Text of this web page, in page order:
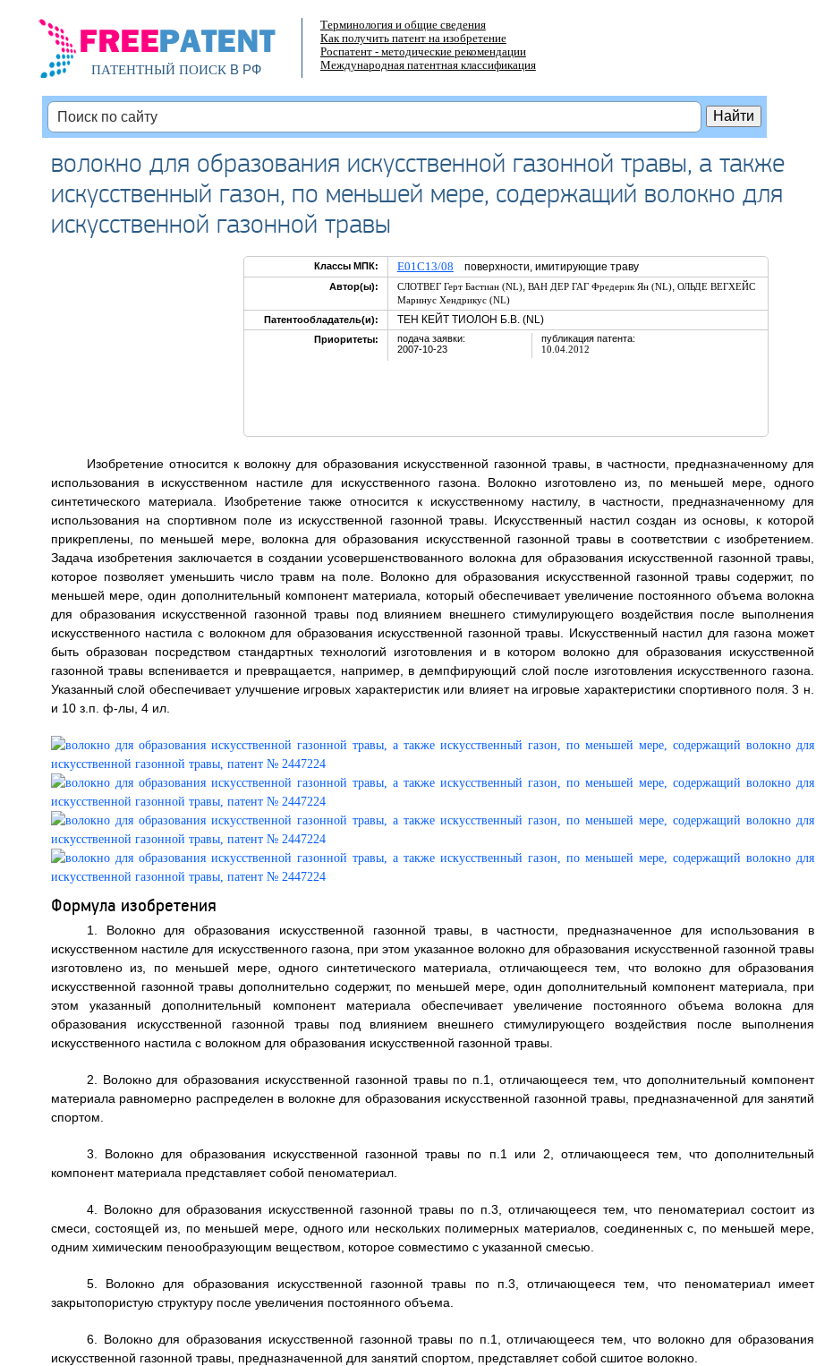
ПАТЕНТНЫЙ ПОИСКВ РФ
Терминология и общие сведения
Как получить патент на изобретение
Роспатент - методические рекомендации
Международная патентная классификация
волокно для образования искусственной газонной травы, а также
искусственный газон, по меньшей мере, содержащий волокно для
искусственной газонной травы
Классы МПК: E01C13/08 поверхности, имитирующие траву
Автор(ы): СЛОТВЕГ Герт Бастиан (NL), ВАН ДЕР ГАГ Фредерик Ян (NL), ОЛЬДЕ ВЕГХЕЙС
Маринус Хендрикус (NL)
Патентообладатель(и):
ТЕН КЕЙТ ТИОЛОН Б.В. (NL)
Приоритеты:
подача заявки:
2007-10-23
публикация патента:
10.04.2012
Изобретение относится к волокну для образования искусственной газонной травы, в частности, предназначенному для
использования в искусственном настиле для искусственного газона. Волокно изготовлено из, по меньшей мере, одного
синтетического материала. Изобретение также относится к искусственному настилу, в частности, предназначенному для
использования на спортивном поле из искусственной газонной травы. Искусственный настил создан из основы, к которой
прикреплены, по меньшей мере, волокна для образования искусственной газонной травы в соответствии с изобретением.
Задача изобретения заключается в создании усовершенствованного волокна для образования искусственной газонной травы,
которое позволяет уменьшить число травм на поле. Волокно для образования искусственной газонной травы содержит, по
меньшей мере, один дополнительный компонент материала, который обеспечивает увеличение постоянного объема волокна
для образования искусственной газонной травы под влиянием внешнего стимулирующего воздействия после выполнения
искусственного настила с волокном для образования искусственной газонной травы. Искусственный настил для газона может
быть образован посредством стандартных технологий изготовления и в котором волокно для образования искусственной
газонной травы вспенивается и превращается, например, в демпфирующий слой после изготовления искусственного газона.
Указанный слой обеспечивает улучшение игровых характеристик или влияет на игровые характеристики спортивного поля. 3 н.
и 10 з.п. ф-лы, 4 ил.
Формула изобретения
1. Волокно для образования искусственной газонной травы, в частности, предназначенное для использования в
искусственном настиле для искусственного газона, при этом указанное волокно для образования искусственной газонной травы
изготовлено из, по меньшей мере, одного синтетического материала, отличающееся тем, что волокно для образования
искусственной газонной травы дополнительно содержит, по меньшей мере, один дополнительный компонент материала, при
этом указанный дополнительный компонент материала обеспечивает увеличение постоянного объема волокна для
образования искусственной газонной травы под влиянием внешнего стимулирующего воздействия после выполнения
искусственного настила с волокном для образования искусственной газонной травы.
2. Волокно для образования искусственной газонной травы по п.1, отличающееся тем, что дополнительный компонент
материала равномерно распределен в волокне для образования искусственной газонной травы, предназначенной для занятий
спортом.
3. Волокно для образования искусственной газонной травы по п.1 или 2, отличающееся тем, что дополнительный
компонент материала представляет собой пеноматериал.
4. Волокно для образования искусственной газонной травы по п.3, отличающееся тем, что пеноматериал состоит из
смеси, состоящей из, по меньшей мере, одного или нескольких полимерных материалов, соединенных с, по меньшей мере,
одним химическим пенообразующим веществом, которое совместимо с указанной смесью.
5. Волокно для образования искусственной газонной травы по п.3, отличающееся тем, что пеноматериал имеет
закрытопористую структуру после увеличения постоянного объема.
6. Волокно для образования искусственной газонной травы по п.1, отличающееся тем, что волокно для образования
искусственной газонной травы, предназначенной для занятий спортом, представляет собой сшитое волокно.